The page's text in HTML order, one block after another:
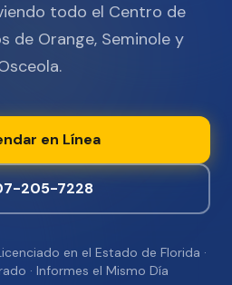
todo el Centro de
de Orange, Seminole y
en Línea
205-7228
en el Estado de Florida ·
· Informes el Mismo Día